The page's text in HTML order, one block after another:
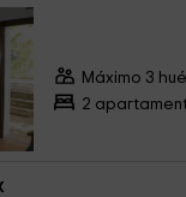
Máximo 3
2